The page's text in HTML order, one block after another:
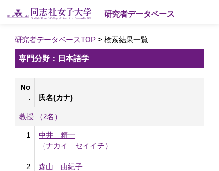
研究者データベース
研究者データベースTOP > 検索結果一覧
専門分野：日本語学
No
.
氏名(カナ)
教授 （2名）
1
中井 精一
（ナカイ セイイチ）
2
森山 由紀子